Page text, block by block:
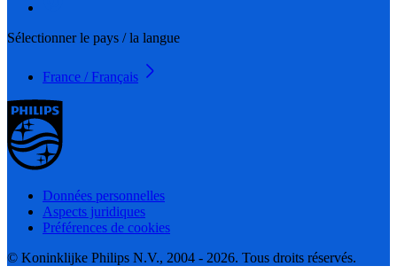
Sélectionner le pays / la langue
France / Français
Données personnelles
Aspects juridiques
Préférences de cookies
© Koninklijke Philips N.V., 2004 - 2026. Tous droits réservés.